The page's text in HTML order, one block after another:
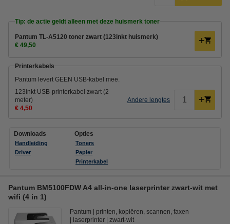
Tip: de actie geldt alleen met deze huismerk toner
Pantum TL-A5120 toner zwart (123inkt huismerk)
€ 49,50
Printerkabels
Pantum levert GEEN USB-kabel mee.
123inkt USB-printerkabel zwart (2
meter)
€ 4,50
Andere lengtes
Downloads
Handleiding
Driver
Opties
Toners
Papier
Printerkabel
Pantum BM5100FDW A4 all-in-one laserprinter zwart-wit met
wifi (4 in 1)
Pantum
printen, kopiëren, scannen, faxen
laserprinter
zwart-wit